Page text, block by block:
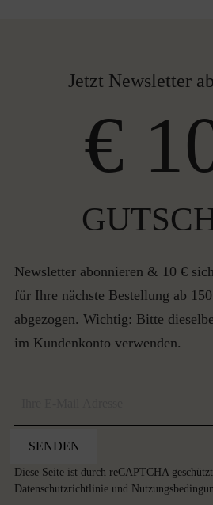
Jetzt Newsletter
€
Newsletter abonnieren & 10 €
für Ihre nächste Bestellung ab
abgezogen. Wichtig: Bitte
im Kundenkonto verwenden.
SENDEN
Diese Seite ist durch reCAPTCHA
Datenschutzrichtlinie und